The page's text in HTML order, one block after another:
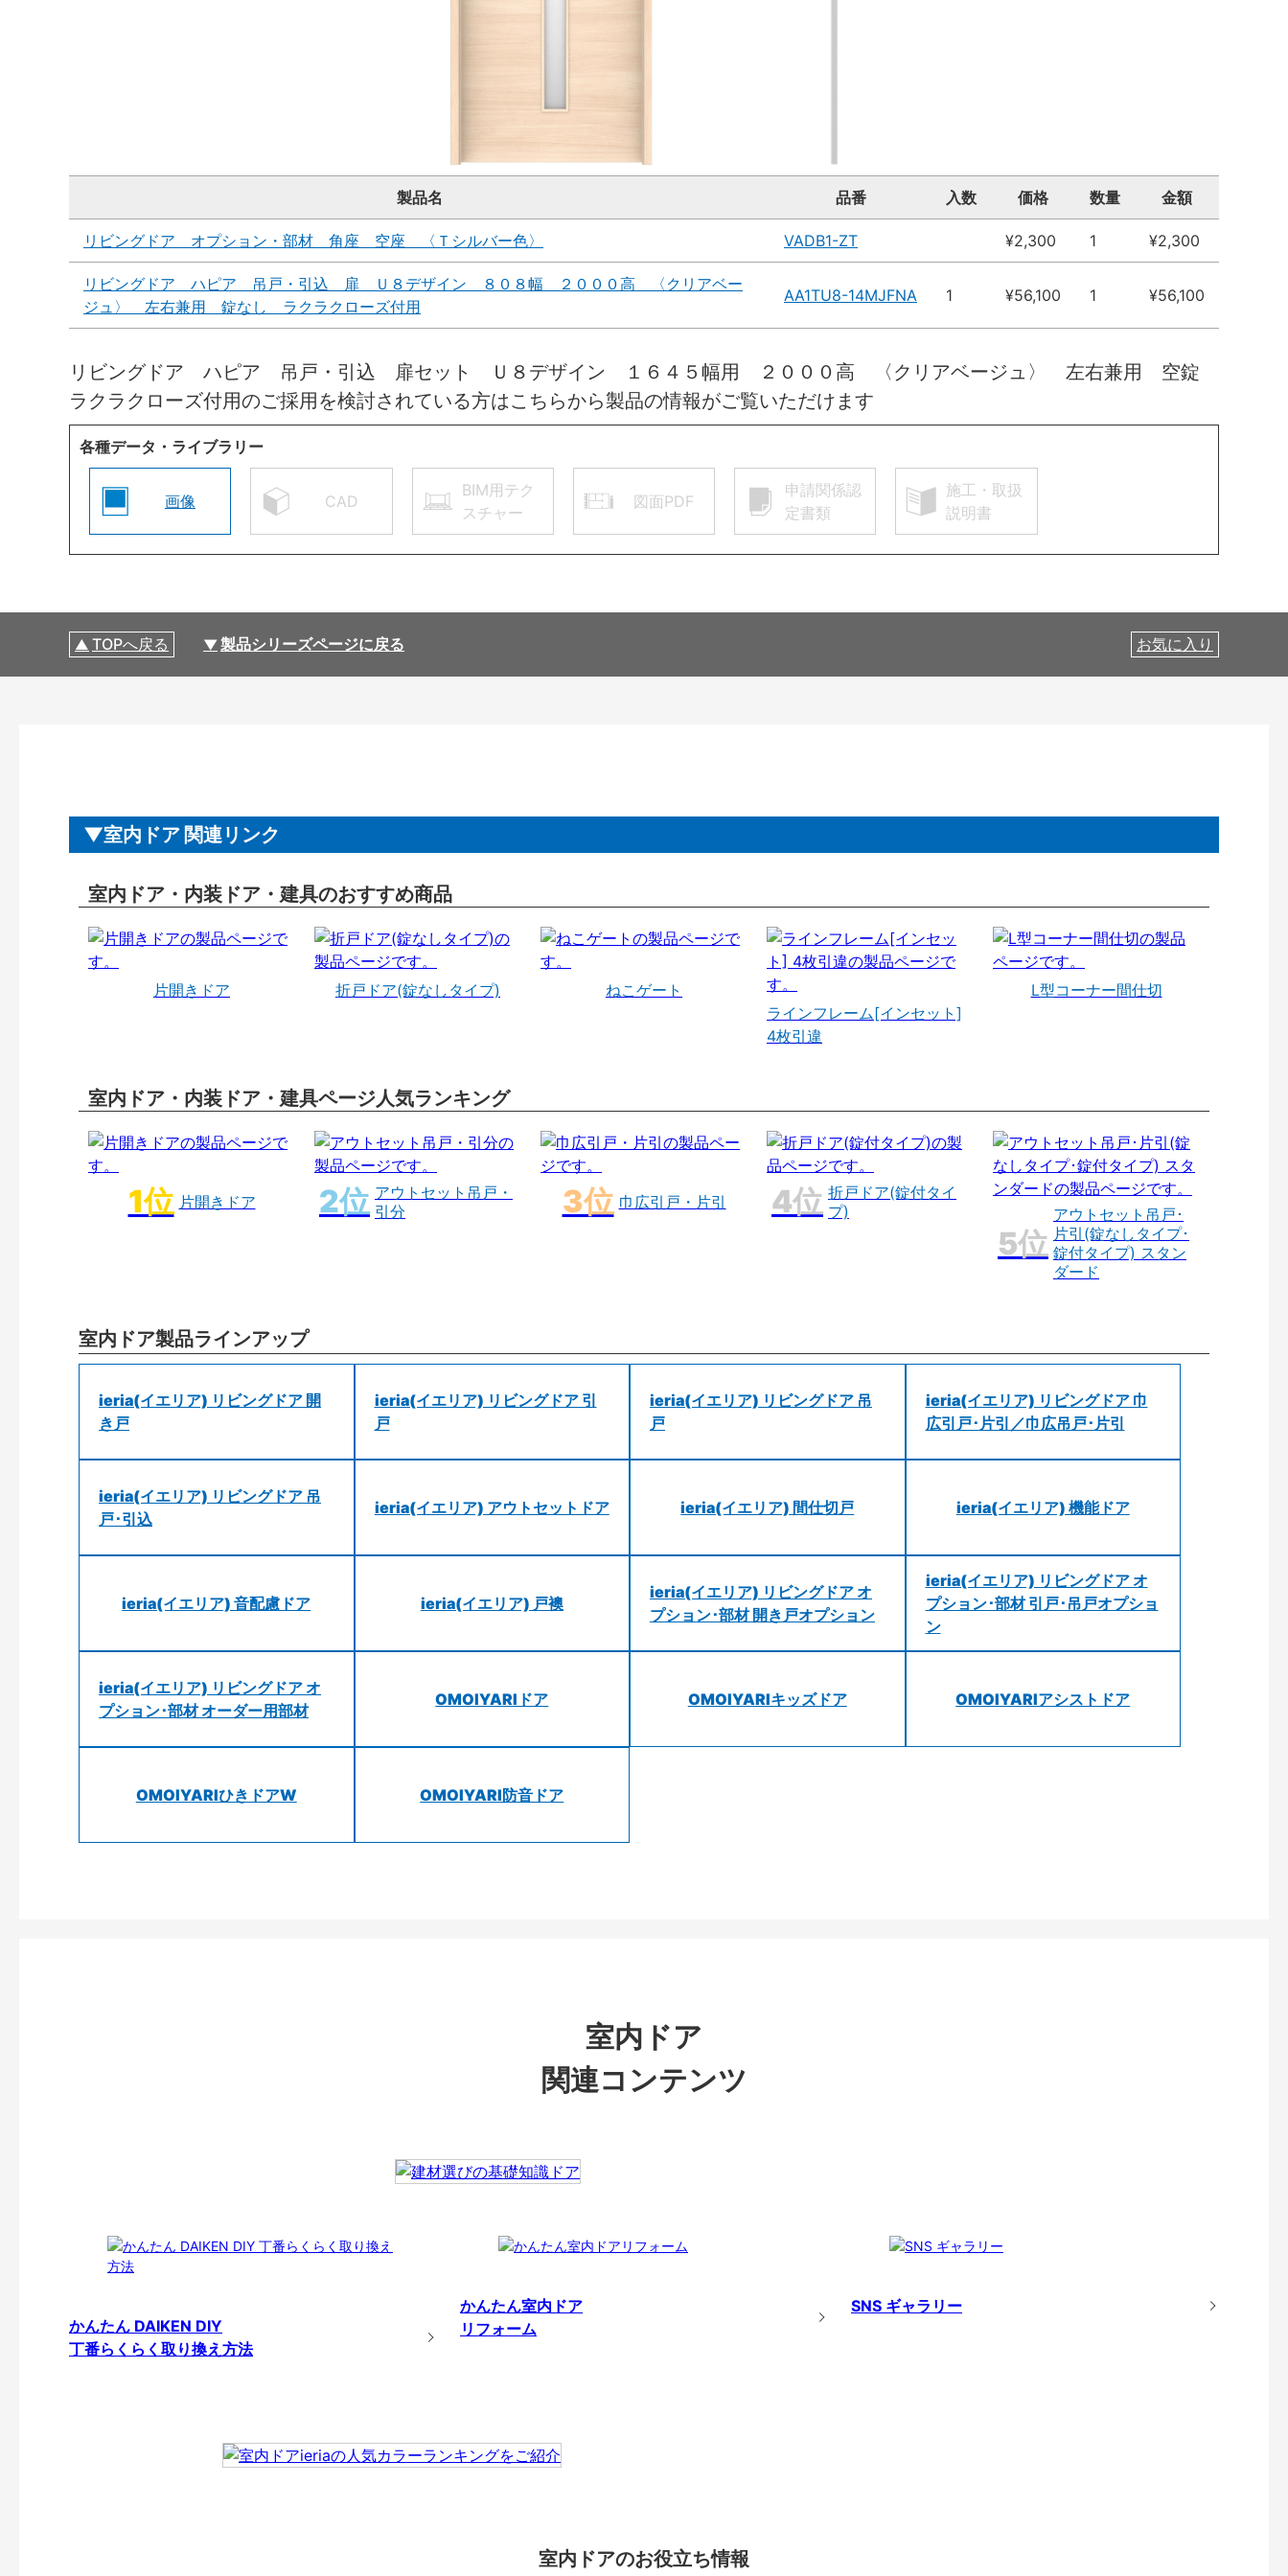
製品名 品番 入数 価格 数量 金額
リビングドア オプション・部材 角座 空座 〈Ｔシルバー色〉 VADB1-ZT ¥2,300 1 ¥2,300
リビングドア ハピア 吊戸・引込 扉 Ｕ８デザイン ８０８幅 ２０００高 〈クリアベー
ジュ〉 左右兼用 錠なし ラクラクローズ付用
AA1TU8-14MJFNA 1 ¥56,100 1 ¥56,100
リビングドア ハピア 吊戸・引込 扉セット Ｕ８デザイン １６４５幅用 ２０００高 〈クリアベージュ〉 左右兼用 空錠
ラクラクローズ付用のご採用を検討されている方はこちらから製品の情報がご覧いただけます
各種データ・ライブラリー
画像 CAD
BIM用テク
スチャー
図面PDF
申請関係認
定書類
施工・取扱
説明書
TOPへ戻る 製品シリーズページに戻る お気に入り
室内ドア 関連リンク
室内ドア・内装ドア・建具のおすすめ商品
片開きドア 折戸ドア(錠なしタイプ)
ねこゲート
ラインフレーム[インセット]
4枚引違
L型コーナー間仕切
室内ドア・内装ドア・建具ページ人気ランキング
片開きドア
アウトセット吊戸・
引分
巾広引戸・片引
折戸ドア(錠付タイ
プ)
アウトセット吊戸･
片引(錠なしタイプ･
錠付タイプ) スタン
ダード
室内ドア製品ラインアップ
ieria(イエリア) リビングドア 開
き戸
ieria(イエリア) リビングドア 引
戸
ieria(イエリア) リビングドア 吊
戸
ieria(イエリア) リビングドア 巾
広引戸･片引／巾広吊戸･片引
ieria(イエリア) リビングドア 吊
戸･引込
ieria(イエリア) アウトセットドア ieria(イエリア) 間仕切戸 ieria(イエリア) 機能ドア
ieria(イエリア) 音配慮ドア ieria(イエリア) 戸襖
ieria(イエリア) リビングドア オ
プション･部材 開き戸オプション
ieria(イエリア) リビングドア オ
プション･部材 引戸･吊戸オプショ
ン
ieria(イエリア) リビングドア オ
プション･部材 オーダー用部材
OMOIYARIドア OMOIYARIキッズドア OMOIYARIアシストドア
OMOIYARIひきドアW OMOIYARI防音ドア
室内ドア
関連コンテンツ
かんたん DAIKEN DIY
丁番らくらく取り換え方法
かんたん室内ドア
リフォーム
SNS ギャラリー
室内ドアのお役立ち情報